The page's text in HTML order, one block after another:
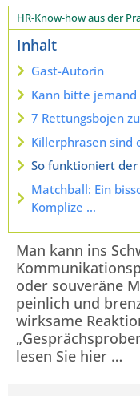
HR-Know-how aus der
Inhalt
Gast-Autorin
Kann bitte
7 Rettungsbojen
Killerphrasen sind
So funktioniert
Matchball: Ein
Komplize …
Man kann ins
oder souveräne
peinlich und
wirksame
lesen Sie hier …